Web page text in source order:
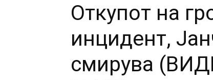
Откупот на
инцидент,
смирува